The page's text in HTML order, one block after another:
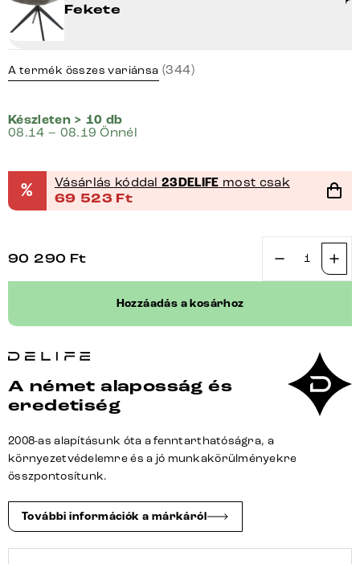
Fekete
A termék összes variánsa (344)
Készleten > 10 db
08.14 – 08.19 Önnél
% Vásárlás kóddal23DELIFE most csak
69 523 Ft
90 290 Ft
Étkezőszék
bouclé
bézs
kereszt
széles
fekete
zsákrugós
Hozzáadás a kosárhoz
A német alaposság és
eredetiség
2008-as alapításunk óta a fenntarthatóságra, a
környezetvédelemre és a jó munkakörülményekre
összpontosítunk.
További információk a márkáról